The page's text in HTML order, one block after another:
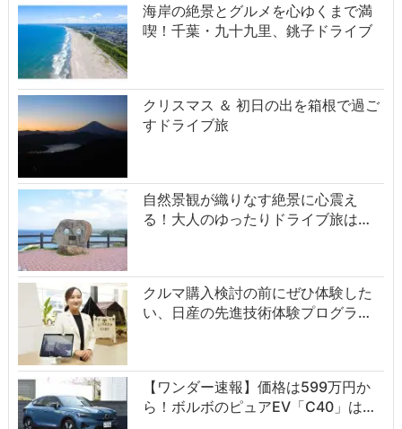
海岸の絶景とグルメを心ゆくまで満
喫！千葉・九十九里、銚子ドライブ
クリスマス ＆ 初日の出を箱根で過ご
すドライブ旅
自然景観が織りなす絶景に心震え
る！大人のゆったりドライブ旅は…
クルマ購入検討の前にぜひ体験した
い、日産の先進技術体験プログラ…
【ワンダー速報】価格は599万円か
ら！ボルボのピュアEV「C40」は…